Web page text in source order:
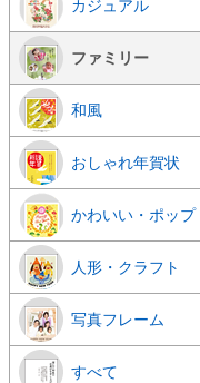
カジュアル
ファミリー
和風
おしゃれ年賀状
かわいい・ポップ
人形・クラフト
写真フレーム
すべて